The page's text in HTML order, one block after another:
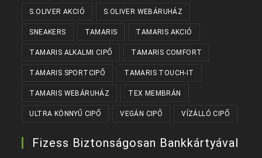
S.OLIVER AKCIÓ S.OLIVER WEBÁRUHÁZ
SNEAKERS TAMARIS TAMARIS AKCIÓ
TAMARIS ALKALMI CIPŐ TAMARIS COMFORT
TAMARIS SPORTCIPŐ TAMARIS TOUCH-IT
TAMARIS WEBÁRUHÁZ TEX MEMBRÁN
ULTRA KÖNNYŰ CIPŐ VEGÁN CIPŐ VÍZÁLLÓ CIPŐ
Fizess Biztonságosan Bankkártyával